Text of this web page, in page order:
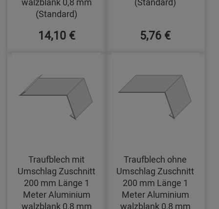
(Standard)
14,10 € 5,76 €
Traufblech mit
Umschlag Zuschnitt
200 mm Länge 1
Meter Aluminium
walzblank 0,8 mm
Traufblech ohne
Umschlag Zuschnitt
200 mm Länge 1
Meter Aluminium
walzblank 0,8 mm